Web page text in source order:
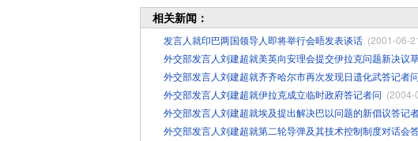
相关新闻：
发言人就印巴两国领导人即将举行会晤发表谈话 (2001-06-
外交部发言人刘建超就美英向安理会提交伊拉克问题新决议
外交部发言人刘建超就齐齐哈尔市再次发现日遗化武答记者问
外交部发言人刘建超就伊拉克成立临时政府答记者问 (2004-
外交部发言人刘建超就埃及提出解决巴以问题的新倡议答记
外交部发言人刘建超就第二轮导弹及其技术控制制度对话会